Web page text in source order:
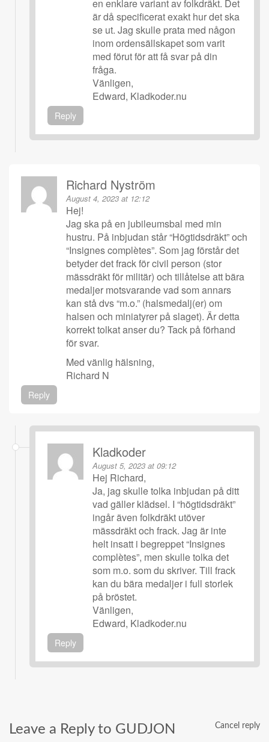
en enklare variant av folkdräkt. Det
är då specificerat exakt hur det ska
se ut. Jag skulle prata med någon
inom ordensällskapet som varit
med förut för att få svar på din
fråga.
Vänligen,
Edward, Kladkoder.nu
Reply
Richard Nyström
August 4, 2023 at 12:12
Hej!
Jag ska på en jubileumsbal med min
hustru. På inbjudan står “Högtidsdräkt” och
“Insignes complètes”. Som jag förstår det
betyder det frack för civil person (stor
mässdräkt för militär) och tillåtelse att bära
medaljer motsvarande vad som annars
kan stå dvs “m.o.” (halsmedalj(er) om
halsen och miniatyrer på slaget). Är detta
korrekt tolkat anser du? Tack på förhand
för svar.
Med vänlig hälsning,
Richard N
Reply
Kladkoder
August 5, 2023 at 09:12
Hej Richard,
Ja, jag skulle tolka inbjudan på ditt
vad gäller klädsel. I “högtidsdräkt”
ingår även folkdräkt utöver
mässdräkt och frack. Jag är inte
helt insatt i begreppet “Insignes
complètes”, men skulle tolka det
som m.o. som du skriver. Till frack
kan du bära medaljer i full storlek
på bröstet.
Vänligen,
Edward, Kladkoder.nu
Reply
Leave a Reply to GUDJON Cancel reply